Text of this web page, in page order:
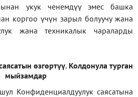
укук ченемдүү эмес башка
коргоо үчүн зарыл болуучу жана
жана техникалык чараларды
өзгөртүү. Колдонула турган
мыйзамдар
Конфиденциалдуулук саясатына